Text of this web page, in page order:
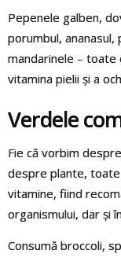
Pepenele galben,
porumbul, ananasul,
mandarinele – toate
vitamina pielii și a
Verdele
Fie că vorbim
despre plante,
vitamine, fiind
organismului, dar și
Consumă broccoli,